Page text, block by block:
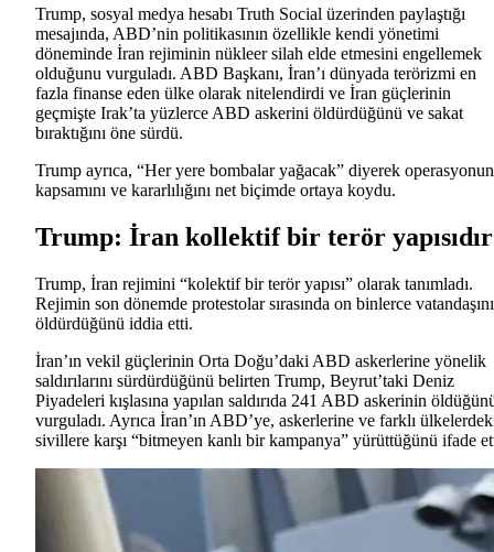
Trump, sosyal medya hesabı Truth Social üzerinden paylaştığı
mesajında, ABD’nin politikasının özellikle kendi yönetimi
döneminde İran rejiminin nükleer silah elde etmesini engellemek
olduğunu vurguladı. ABD Başkanı, İran’ı dünyada terörizmi en
fazla finanse eden ülke olarak nitelendirdi ve İran güçlerinin
geçmişte Irak’ta yüzlerce ABD askerini öldürdüğünü ve sakat
bıraktığını öne sürdü.
Trump ayrıca, “Her yere bombalar yağacak” diyerek operasyonun
kapsamını ve kararlılığını net biçimde ortaya koydu.
Trump: İran kollektif bir terör yapısıdır
Trump, İran rejimini “kolektif bir terör yapısı” olarak tanımladı.
Rejimin son dönemde protestolar sırasında on binlerce vatandaşını
öldürdüğünü iddia etti.
İran’ın vekil güçlerinin Orta Doğu’daki ABD askerlerine yönelik
saldırılarını sürdürdüğünü belirten Trump, Beyrut’taki Deniz
Piyadeleri kışlasına yapılan saldırıda 241 ABD askerinin
vurguladı. Ayrıca İran’ın ABD’ye, askerlerine ve farklı
sivillere karşı “bitmeyen kanlı bir kampanya” yürüttüğünü ifade